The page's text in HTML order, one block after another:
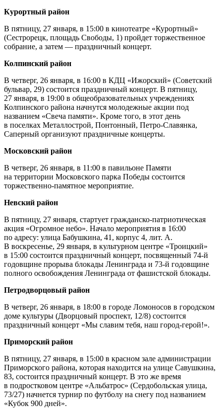
Курортный район
В пятницу, 27 января, в 15:00 в кинотеатре «Курортный»
(Сестрорецк, площадь Свободы, 1) пройдет торжественное
собрание, а затем — праздничный концерт.
Колпинский район
В четверг, 26 января, в 16:00 в КДЦ «Ижорский» (Советский
бульвар, 29) состоится праздничный концерт. В пятницу,
27 января, в 19:00 в общеобразовательных учреждениях
Колпинского района начнутся молодежные акции под
названием «Свеча памяти». Кроме того, в этот день
в поселках Металлострой, Понтонный, Петро-Славянка,
Саперный организуют праздничные концерты.
Московский район
В четверг, 26 января, в 11:00 в павильоне Памяти
на территории Московского парка Победы состоится
торжественно-памятное мероприятие.
Невский район
В пятницу, 27 января, стартует гражданско-патриотическая
акция «Огромное небо». Начало мероприятия в 16:00
по адресу: улица Бабушкина, 41, корпус 4, лит. А.
В воскресенье, 29 января, в культурном центре «Троицкий»
в 15:00 состоится праздничный концерт, посвященный 74-й
годовщине прорыва блокады Ленинграда и 73-й годовщине
полного освобождения Ленинграда от фашистской блокады.
Петродворцовый район
В четверг, 26 января, в 18:00 в городе Ломоносов в городском
доме культуры (Дворцовый проспект, 12/8) состоится
праздничный концерт «Мы славим тебя, наш город-герой!».
Приморский район
В пятницу, 27 января, в 15:00 в красном зале администрации
Приморского района, которая находится на улице Савушкина,
83, состоится праздничный концерт. В это же время
в подростковом центре «Альбатрос» (Сердобольская улица,
73/27) начнется турнир по футболу на снегу под названием
«Кубок 900 дней».